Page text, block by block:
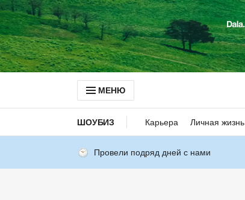
МЕНЮ
ШОУБИЗ Карьера Личная жизнь
Провели подряд дней с нами